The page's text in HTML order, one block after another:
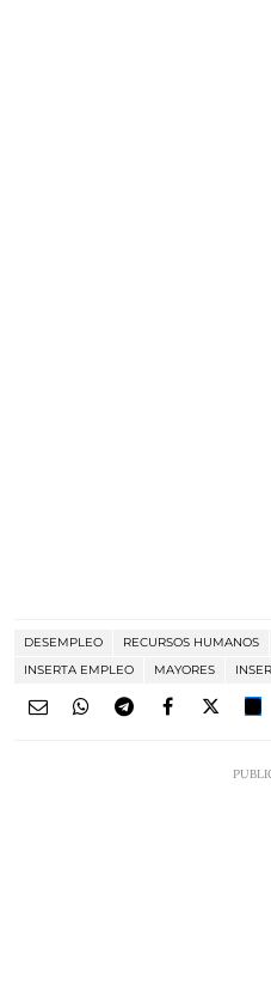
DESEMPLEO RECURSOS HUMANOS
INSERTA EMPLEO
MAYORES